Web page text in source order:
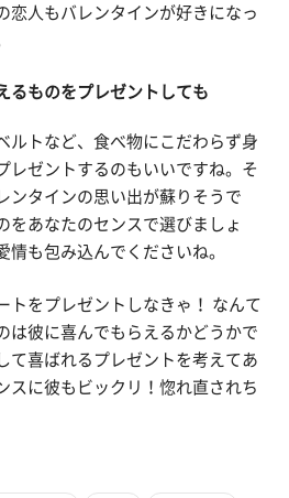
恋人もバレンタインが好きになっ
るものをプレゼントしても
ルトなど、食べ物にこだわらず身
レゼントするのもいいですね。そ
ンタインの思い出が蘇りそうで
をあなたのセンスで選びましょ
情も包み込んでくださいね。
トをプレゼントしなきゃ！ なんて
は彼に喜んでもらえるかどうかで
て喜ばれるプレゼントを考えてあ
スに彼もビックリ！惚れ直されち